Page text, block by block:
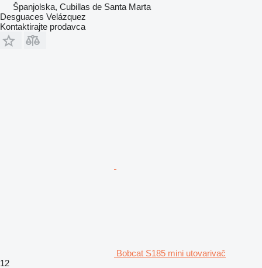
Španjolska, Cubillas de Santa Marta
Desguaces Velázquez
Kontaktirajte prodavca
Bobcat S185 mini utovarivač
12